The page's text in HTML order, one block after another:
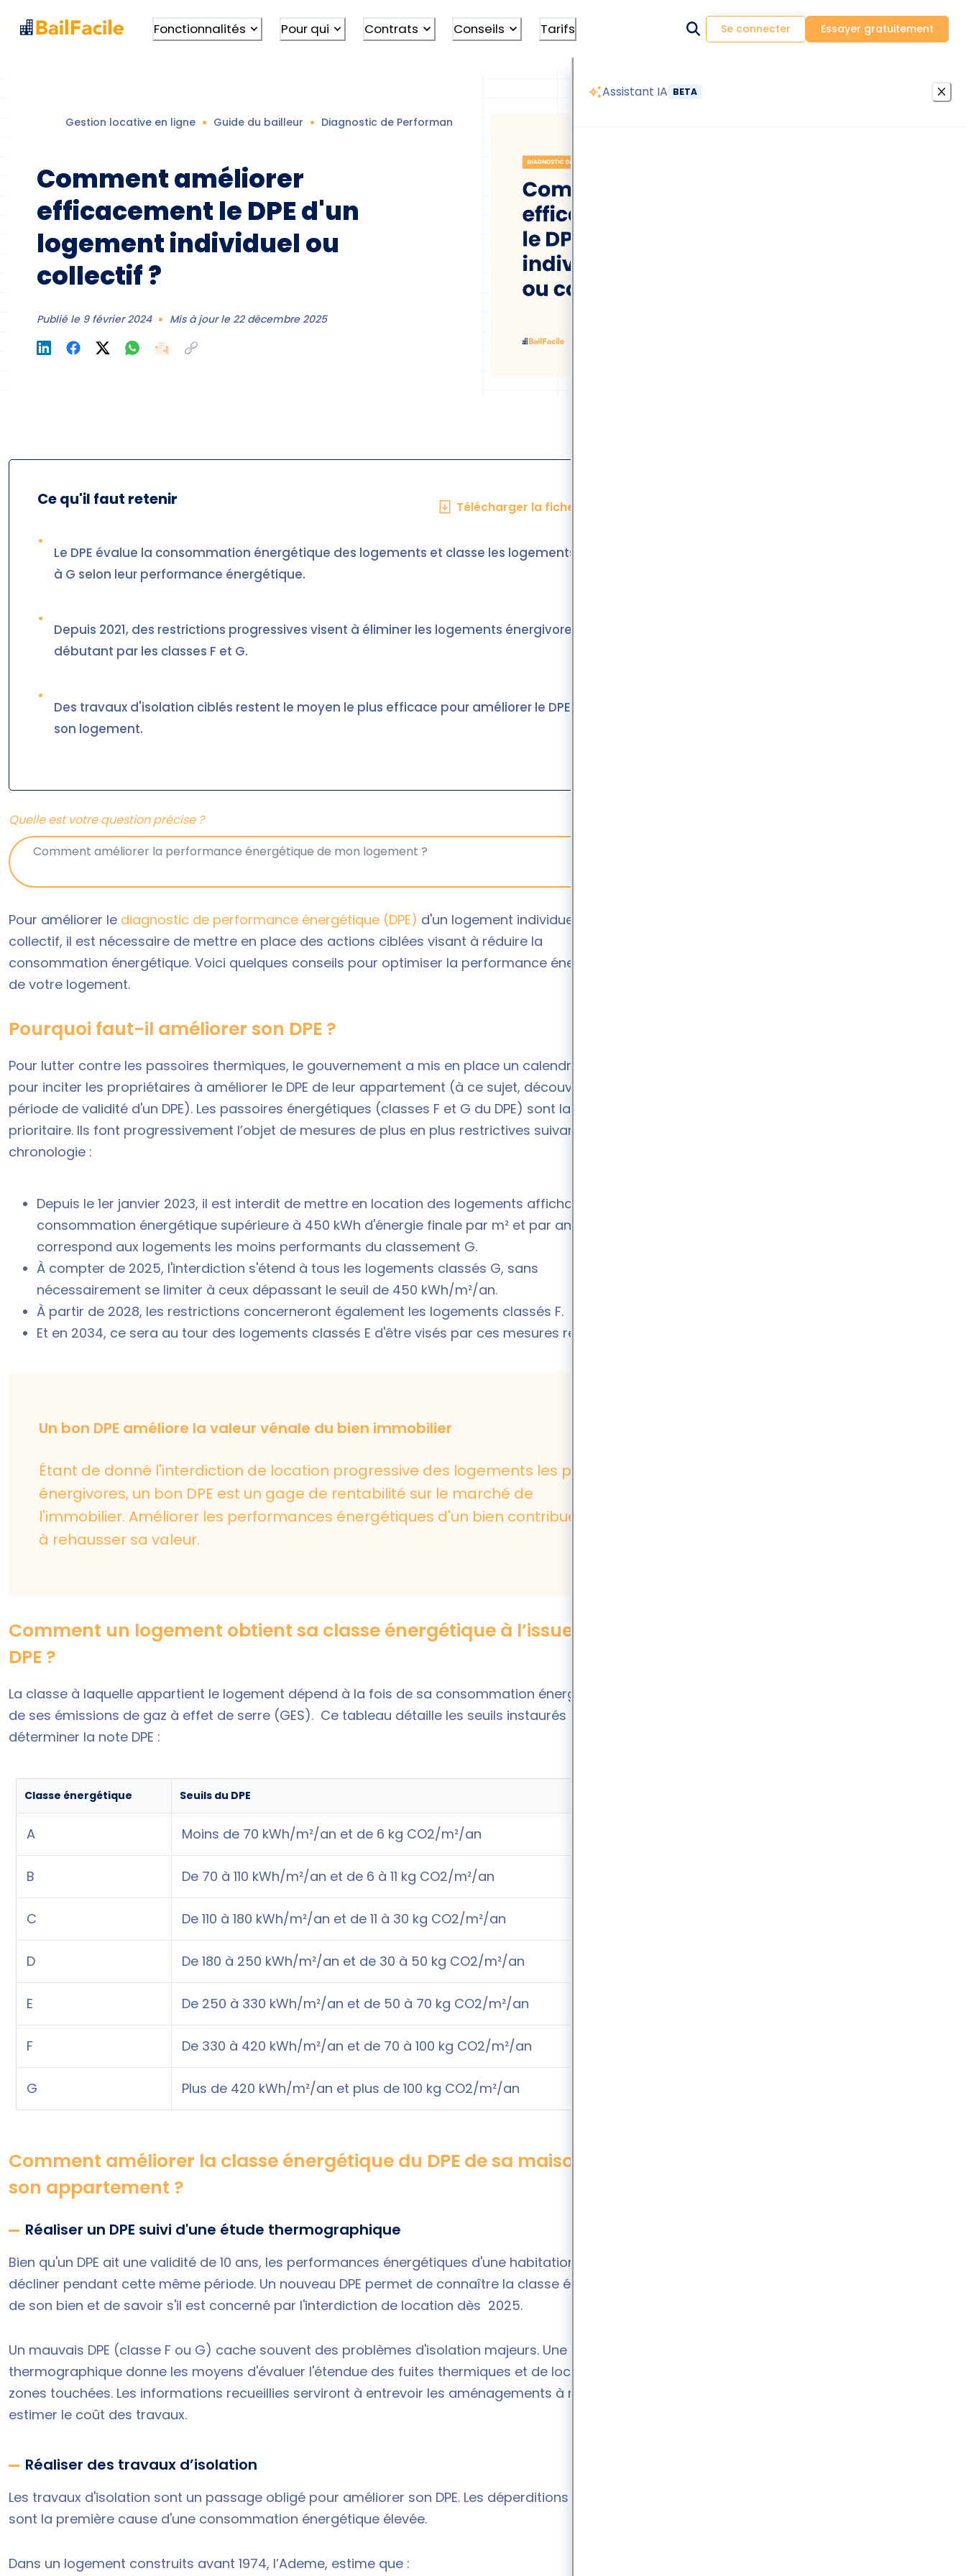
Assistant IA BETA
Fonctionnalités Pour qui Contrats Conseils Tarifs Se connecter Essayer gratuitement
Gestion locative en ligne Guide du bailleur Diagnostic de Performance Énergétique (DPE)
Comment améliorer
efficacement le DPE d'un
logement individuel ou
collectif ?
Publié le 9 février 2024 Mis à jour le 22 décembre 2025
Ce qu'il faut retenir
•
Le DPE évalue la consommation énergétique des logements et classe les logements de A
à G selon leur performance énergétique.
•
Depuis 2021, des restrictions progressives visent à éliminer les logements énergivores,
débutant par les classes F et G.
•
Des travaux d'isolation ciblés restent le moyen le plus efficace pour améliorer le DPE de
son logement.
Télécharger la fiche en PDF
Quelle est votre question précise ?
Pour améliorer le diagnostic de performance énergétique (DPE) d'un logement individuel ou
collectif, il est nécessaire de mettre en place des actions ciblées visant à réduire la
consommation énergétique. Voici quelques conseils pour optimiser la performance énergétique
de votre logement.
Pourquoi faut-il améliorer son DPE ?
Pour lutter contre les passoires thermiques, le gouvernement a mis en place un calendrier précis
pour inciter les propriétaires à améliorer le DPE de leur appartement (à ce sujet, découvrez la
période de validité d'un DPE). Les passoires énergétiques (classes F et G du DPE) sont la cible
prioritaire. Ils font progressivement l’objet de mesures de plus en plus restrictives suivant cette
chronologie :
Depuis le 1er janvier 2023, il est interdit de mettre en location des logements affichant une
consommation énergétique supérieure à 450 kWh d'énergie finale par m² et par an, ce qui
correspond aux logements les moins performants du classement G.
À compter de 2025, l'interdiction s'étend à tous les logements classés G, sans
nécessairement se limiter à ceux dépassant le seuil de 450 kWh/m²/an.
À partir de 2028, les restrictions concerneront également les logements classés F.
Et en 2034, ce sera au tour des logements classés E d'être visés par ces mesures restrictives.
Un bon DPE améliore la valeur vénale du bien immobilier
Étant de donné l'interdiction de location progressive des logements les plus
énergivores, un bon DPE est un gage de rentabilité sur le marché de
l'immobilier. Améliorer les performances énergétiques d'un bien contribue ainsi
à rehausser sa valeur.
Comment un logement obtient sa classe énergétique à l’issue d’un
DPE ?
La classe à laquelle appartient le logement dépend à la fois de sa consommation énergétique et
de ses émissions de gaz à effet de serre (GES). Ce tableau détaille les seuils instaurés pour
déterminer la note DPE :
Classe énergétique Seuils du DPE
A Moins de 70 kWh/m²/an et de 6 kg CO2/m²/an
B De 70 à 110 kWh/m²/an et de 6 à 11 kg CO2/m²/an
C De 110 à 180 kWh/m²/an et de 11 à 30 kg CO2/m²/an
D De 180 à 250 kWh/m²/an et de 30 à 50 kg CO2/m²/an
E De 250 à 330 kWh/m²/an et de 50 à 70 kg CO2/m²/an
F De 330 à 420 kWh/m²/an et de 70 à 100 kg CO2/m²/an
G Plus de 420 kWh/m²/an et plus de 100 kg CO2/m²/an
Comment améliorer la classe énergétique du DPE de sa maison ou de
son appartement ?
Réaliser un DPE suivi d'une étude thermographique
Bien qu'un DPE ait une validité de 10 ans, les performances énergétiques d'une habitation peuvent
décliner pendant cette même période. Un nouveau DPE permet de connaître la classe énergétique
de son bien et de savoir s'il est concerné par l'interdiction de location dès 2025.
Un mauvais DPE (classe F ou G) cache souvent des problèmes d'isolation majeurs. Une étude
thermographique donne les moyens d'évaluer l'étendue des fuites thermiques et de localiser les
zones touchées. Les informations recueillies serviront à entrevoir les aménagements à réaliser et à
estimer le coût des travaux.
Réaliser des travaux d’isolation
Les travaux d'isolation sont un passage obligé pour améliorer son DPE. Les déperditions de chaleur
sont la première cause d'une consommation énergétique élevée.
Dans un logement construits avant 1974, l’Ademe, estime que :